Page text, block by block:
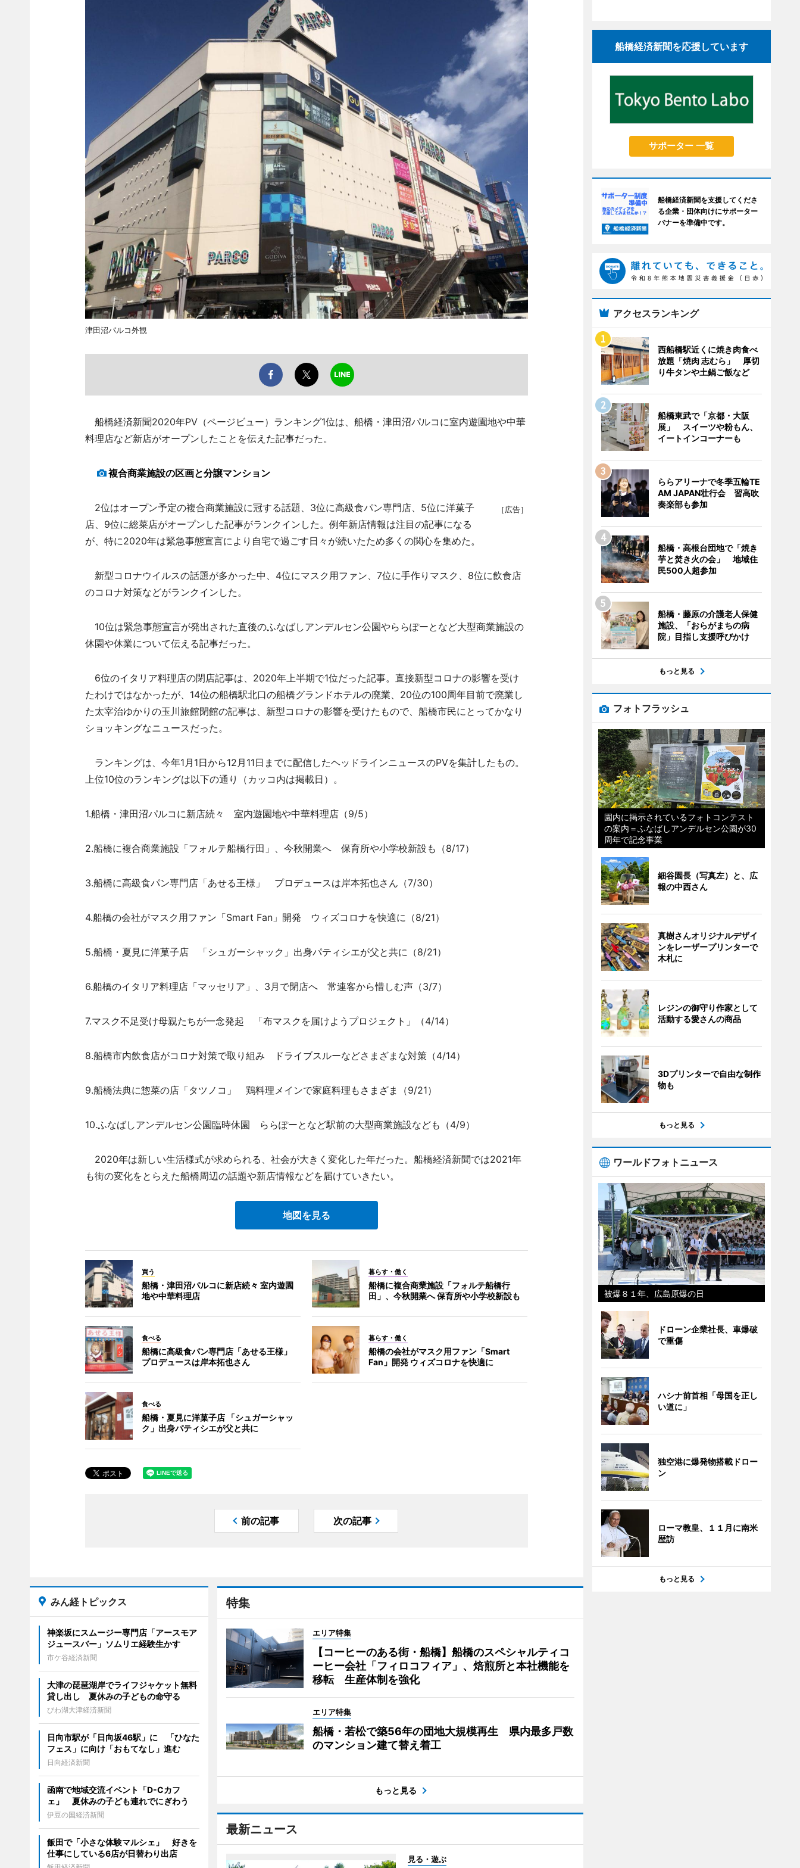
津田沼パルコ外観
船橋経済新聞2020年PV（ページビュー）ランキング1位は、船橋・津田沼パルコに室内遊園地や中華
料理店など新店がオープンしたことを伝えた記事だった。
複合商業施設の区画と分譲マンション
［広告］
2位はオープン予定の複合商業施設に冠する話題、3位に高級食パン専門店、5位に洋菓子
店、9位に総菜店がオープンした記事がランクインした。例年新店情報は注目の記事になる
が、特に2020年は緊急事態宣言により自宅で過ごす日々が続いたため多くの関心を集めた。
新型コロナウイルスの話題が多かった中、4位にマスク用ファン、7位に手作りマスク、8位に飲食店
のコロナ対策などがランクインした。
10位は緊急事態宣言が発出された直後のふなばしアンデルセン公園やららぽーとなど大型商業施設の
休園や休業について伝える記事だった。
6位のイタリア料理店の閉店記事は、2020年上半期で1位だった記事。直接新型コロナの影響を受け
たわけではなかったが、14位の船橋駅北口の船橋グランドホテルの廃業、20位の100周年目前で廃業し
た太宰治ゆかりの玉川旅館閉館の記事は、新型コロナの影響を受けたもので、船橋市民にとってかなり
ショッキングなニュースだった。
ランキングは、今年1月1日から12月11日までに配信したヘッドラインニュースのPVを集計したもの。
上位10位のランキングは以下の通り（カッコ内は掲載日）。
1.船橋・津田沼パルコに新店続々 室内遊園地や中華料理店（9/5）
2.船橋に複合商業施設「フォルテ船橋行田」、今秋開業へ 保育所や小学校新設も（8/17）
3.船橋に高級食パン専門店「あせる王様」 プロデュースは岸本拓也さん（7/30）
4.船橋の会社がマスク用ファン「Smart Fan」開発 ウィズコロナを快適に（8/21）
5.船橋・夏見に洋菓子店 「シュガーシャック」出身パティシエが父と共に（8/21）
6.船橋のイタリア料理店「マッセリア」、3月で閉店へ 常連客から惜しむ声（3/7）
7.マスク不足受け母親たちが一念発起 「布マスクを届けようプロジェクト」（4/14）
8.船橋市内飲食店がコロナ対策で取り組み ドライブスルーなどさまざまな対策（4/14）
9.船橋法典に惣菜の店「タツノコ」 鶏料理メインで家庭料理もさまざま（9/21）
10.ふなばしアンデルセン公園臨時休園 ららぽーとなど駅前の大型商業施設なども（4/9）
2020年は新しい生活様式が求められる、社会が大きく変化した年だった。船橋経済新聞では2021年
も街の変化をとらえた船橋周辺の話題や新店情報などを届けていきたい。
地図を見る
買う
船橋・津田沼パルコに新店続々 室内遊園
地や中華料理店
暮らす・働く
船橋に複合商業施設「フォルテ船橋行
田」、今秋開業へ 保育所や小学校新設も
食べる
船橋に高級食パン専門店「あせる王様」
プロデュースは岸本拓也さん
暮らす・働く
船橋の会社がマスク用ファン「Smart
Fan」開発 ウィズコロナを快適に
食べる
船橋・夏見に洋菓子店 「シュガーシャッ
ク」出身パティシエが父と共に
前の記事 次の記事
特集
エリア特集
【コーヒーのある街・船橋】船橋のスペシャルティコ
ーヒー会社「フィロコフィア」、焙煎所と本社機能を
移転 生産体制を強化
エリア特集
船橋・若松で築56年の団地大規模再生 県内最多戸数
のマンション建て替え着工
もっと見る
最新ニュース
見る・遊ぶ
みん経トピックス
神楽坂にスムージー専門店「アースモア
ジュースバー」ソムリエ経験生かす
市ケ谷経済新聞
大津の琵琶湖岸でライフジャケット無料
貸し出し 夏休みの子どもの命守る
びわ湖大津経済新聞
日向市駅が「日向坂46駅」に 「ひなた
フェス」に向け「おもてなし」進む
日向経済新聞
函南で地域交流イベント「D-Cカフ
ェ」 夏休みの子ども連れでにぎわう
伊豆の国経済新聞
飯田で「小さな体験マルシェ」 好きを
仕事にしている6店が日替わり出店
船橋経済新聞を応援しています
サポーター 一覧
船橋経済新聞を支援してくださ
る企業・団体向けにサポーター
バナーを準備中です。
アクセスランキング
西船橋駅近くに焼き肉食べ
放題「焼肉 志むら」 厚切
り牛タンや土鍋ご飯など
船橋東武で「京都・大阪
展」 スイーツや粉もん、
イートインコーナーも
ららアリーナで冬季五輪TE
AM JAPAN壮行会 習高吹
奏楽部も参加
船橋・高根台団地で「焼き
芋と焚き火の会」 地域住
民500人超参加
船橋・藤原の介護老人保健
施設、「おらがまちの病
院」目指し支援呼びかけ
もっと見る
フォトフラッシュ
園内に掲示されているフォトコンテスト
の案内＝ふなばしアンデルセン公園が30
周年で記念事業
細谷園長（写真左）と、広
報の中西さん
真樹さんオリジナルデザイ
ンをレーザープリンターで
木札に
レジンの御守り作家として
活動する愛さんの商品
3Dプリンターで自由な制作
物も
もっと見る
ワールドフォトニュース
被爆８１年、広島原爆の日
ドローン企業社長、車爆破
で重傷
ハシナ前首相「母国を正し
い道に」
独空港に爆発物搭載ドロー
ン
ローマ教皇、１１月に南米
歴訪
もっと見る